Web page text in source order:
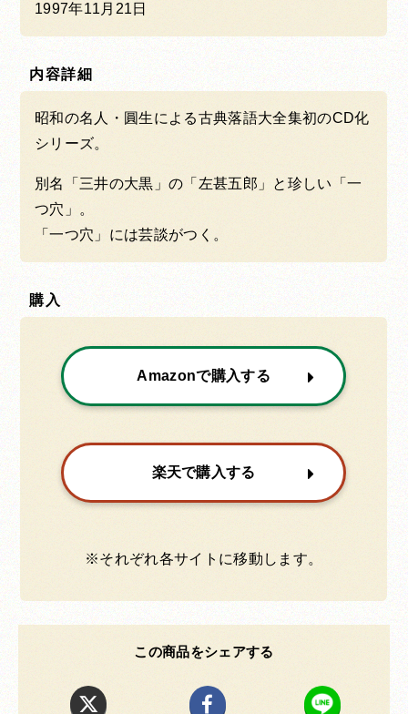
1997年11月21日
内容詳細
昭和の名人・圓生による古典落語大全集初のCD化
シリーズ。
別名「三井の大黒」の「左甚五郎」と珍しい「一
つ穴」。
「一つ穴」には芸談がつく。
購入
Amazonで購入する
楽天で購入する
※それぞれ各サイトに移動します。
この商品をシェアする